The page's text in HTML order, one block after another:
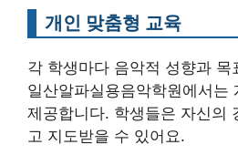
개인 맞춤형 교육
각 학생마다 음악적 성향과 목
일산알파실용음악학원에서는
제공합니다. 학생들은 자신의
고 지도받을 수 있어요.